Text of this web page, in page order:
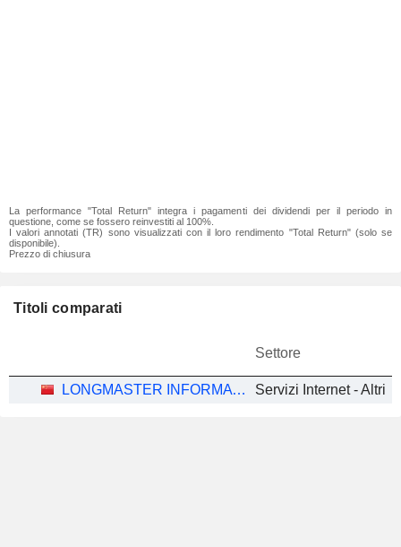
La performance "Total Return" integra i pagamenti dei dividendi per il periodo in
questione, come se fossero reinvestiti al 100%.
I valori annotati (TR) sono visualizzati con il loro rendimento "Total Return" (solo se
disponibile).
Prezzo di chiusura
Titoli comparati
Settore
LONGMASTER INFORMATION & TECHNOLOGY CO., LTD. Servizi Internet - Altri